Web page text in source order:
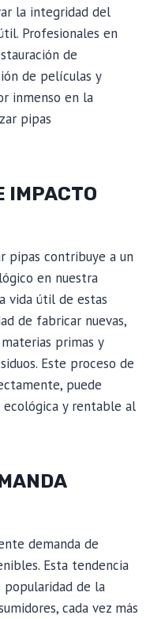
la integridad del
Profesionales en
de
de películas y
inmenso en la
pipas
IMPACTO
pipas contribuye a un
en nuestra
vida útil de estas
de fabricar nuevas,
primas y
Este proceso de
puede
y rentable al
demanda de
Esta tendencia
de la
cada vez más